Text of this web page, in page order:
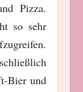
Pizza.
so sehr
Bier und